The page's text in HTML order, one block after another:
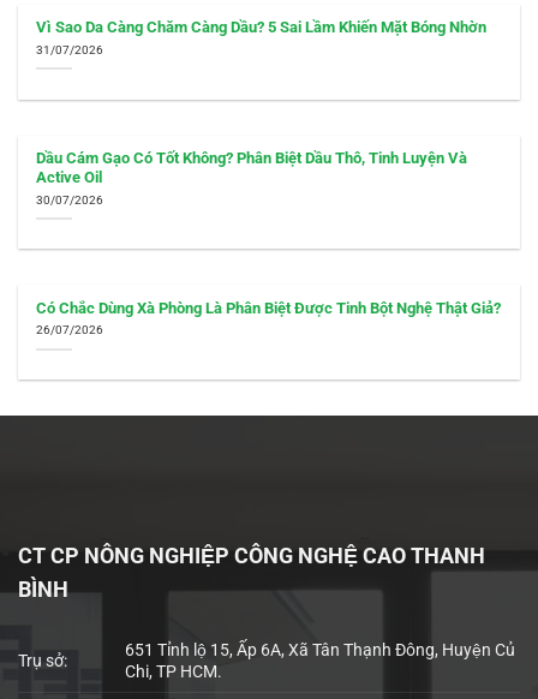
Vì Sao Da Càng Chăm Càng Dầu? 5 Sai Lầm Khiến Mặt Bóng Nhờn
31/07/2026
Dầu Cám Gạo Có Tốt Không? Phân Biệt Dầu Thô, Tinh Luyện Và
Active Oil
30/07/2026
Có Chắc Dùng Xà Phòng Là Phân Biệt Được Tinh Bột Nghệ Thật Giả?
26/07/2026
CT CP NÔNG NGHIỆP CÔNG NGHỆ CAO THANH
BÌNH
Trụ sở:
651 Tỉnh lộ 15, Ấp 6A, Xã Tân Thạnh Đông, Huyện Củ
Chi, TP HCM.